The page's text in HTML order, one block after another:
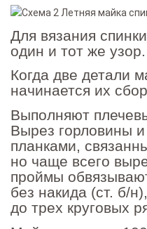
Для вязания
один и тот же узор.
Когда две детали
начинается их
Выполняют
Вырез горловины
планками,
но чаще всего
проймы
без накида (ст. б/
до трех круговых